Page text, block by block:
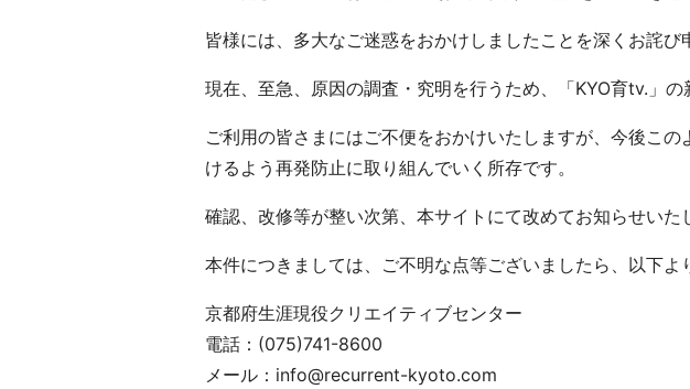
皆様には、多大なご迷惑をおかけしましたことを深くお詫び
現在、至急、原因の調査・究明を行うため、「KYO育tv.」
ご利用の皆さまにはご不便をおかけいたしますが、今後こ
けるよう再発防止に取り組んでいく所存です。
確認、改修等が整い次第、本サイトにて改めてお知らせいた
本件につきましては、ご不明な点等ございましたら、以下
京都府生涯現役クリエイティブセンター
電話：(075)741-8600
メール：info@recurrent-kyoto.com